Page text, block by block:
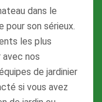
dans le
pour son sérieux.
les plus
nos
de jardinier
si vous avez